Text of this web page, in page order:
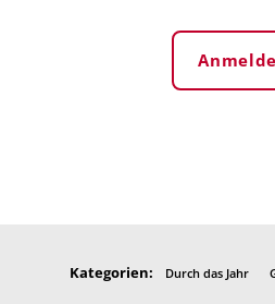
Kategorien: Durch das Jahr